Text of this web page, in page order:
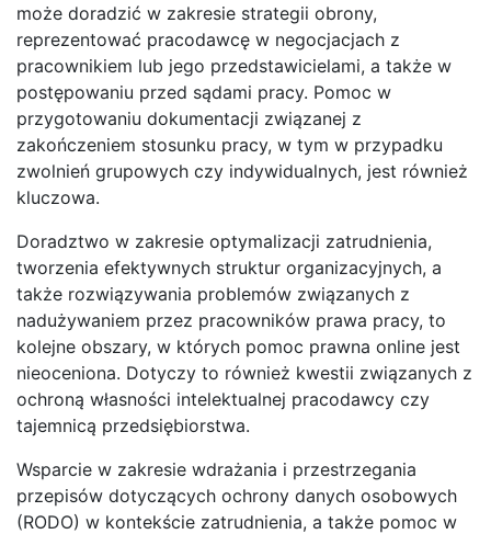
może doradzić w zakresie strategii obrony,
reprezentować pracodawcę w negocjacjach z
pracownikiem lub jego przedstawicielami, a także w
postępowaniu przed sądami pracy. Pomoc w
przygotowaniu dokumentacji związanej z
zakończeniem stosunku pracy, w tym w przypadku
zwolnień grupowych czy indywidualnych, jest również
kluczowa.
Doradztwo w zakresie optymalizacji zatrudnienia,
tworzenia efektywnych struktur organizacyjnych, a
także rozwiązywania problemów związanych z
nadużywaniem przez pracowników prawa pracy, to
kolejne obszary, w których pomoc prawna online jest
nieoceniona. Dotyczy to również kwestii związanych z
ochroną własności intelektualnej pracodawcy czy
tajemnicą przedsiębiorstwa.
Wsparcie w zakresie wdrażania i przestrzegania
przepisów dotyczących ochrony danych osobowych
(RODO) w kontekście zatrudnienia, a także pomoc w